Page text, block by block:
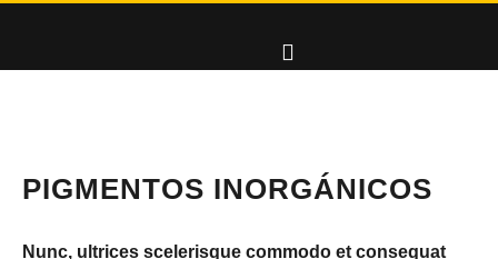
PIGMENTOS INORGÁNICOS
Nunc, ultrices scelerisque commodo et consequat